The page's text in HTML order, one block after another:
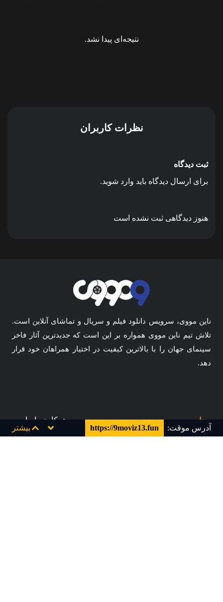
نتیجه‌ای پیدا نشد.
نظرات کاربران
ثبت دیدگاه
برای ارسال دیدگاه باید وارد شوید.
هنوز دیدگاهی ثبت نشده است
آدرس موقت: https://9moviz13.fun بیشتر
ناین مووی، سرویس دانلود فیلم و سریال و تماشای آنلاین است.
تلاش تیم ناین مووی همواره بر این است که جدیدترین آثار فاخر
سینمای جهان را با بالاترین کیفیت در اختیار همراهان خود قرار
دهد.
مجله
قیمت ها
همکاری با ما
سوالات متداول